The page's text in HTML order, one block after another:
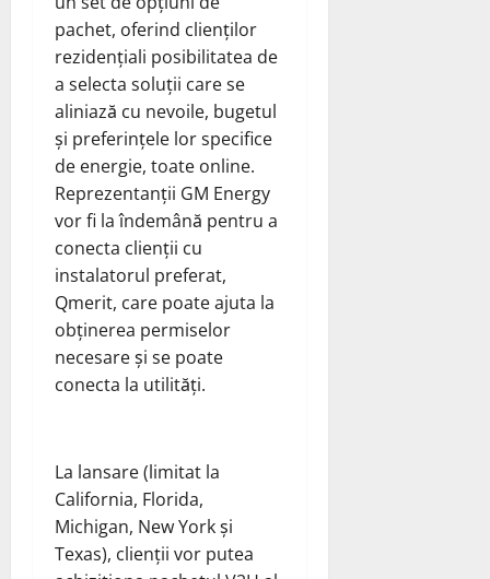
pachet, oferind clienților
rezidențiali posibilitatea de
a selecta soluții care se
aliniază cu nevoile, bugetul
și preferințele lor specifice
de energie, toate online.
Reprezentanții GM Energy
vor fi la îndemână pentru a
conecta clienții cu
instalatorul preferat,
Qmerit, care poate ajuta la
obținerea permiselor
necesare și se poate
conecta la utilități.
La lansare (limitat la
California, Florida,
Michigan, New York și
Texas), clienții vor putea